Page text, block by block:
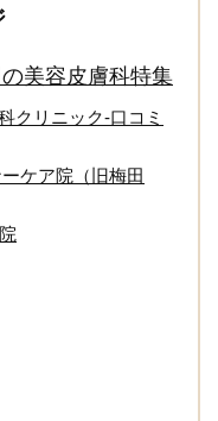
美容皮膚科特集
クリニック‐口コミ
ケア院（旧梅田